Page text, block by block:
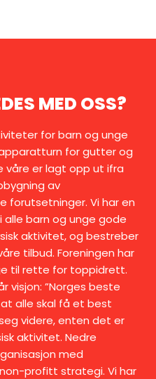
MED OSS?
for barn og unge
for gutter og
våre er lagt opp ut ifra
av
forutsetninger. Vi har en
barn og unge gode
aktivitet, og bestreber
tilbud. Foreningen har
til rette for toppidrett.
visjon: ”Norges beste
alle skal få et best
videre, enten det er
aktivitet. Nedre
med
profitt strategi. Vi har